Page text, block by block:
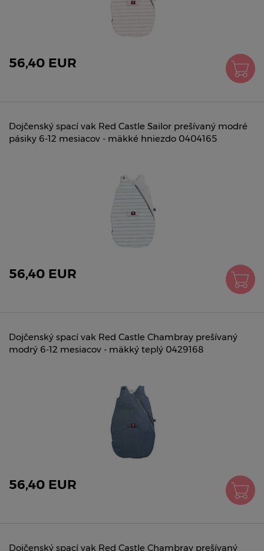
56,40 EUR
Dojčenský spací vak Red Castle Sailor prešívaný modré
pásiky 6-12 mesiacov - mäkké hniezdo 0404165
56,40 EUR
Dojčenský spací vak Red Castle Chambray prešívaný
modrý 6-12 mesiacov - mäkký teplý 0429168
56,40 EUR
Dojčenský spací vak Red Castle Chambray prešívaný